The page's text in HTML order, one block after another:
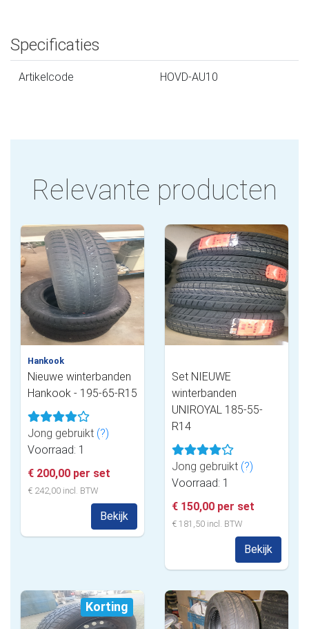
Specificaties
Artikelcode HOVD-AU10
Relevante producten
Hankook
Nieuwe winterbanden
Hankook - 195-65-R15
Jong gebruikt (?)
Voorraad: 1
€ 200,00 per set
€ 242,00 incl. BTW
Bekijk
Set NIEUWE
winterbanden
UNIROYAL 185-55-
R14
Jong gebruikt (?)
Voorraad: 1
€ 150,00 per set
€ 181,50 incl. BTW
Bekijk
Korting